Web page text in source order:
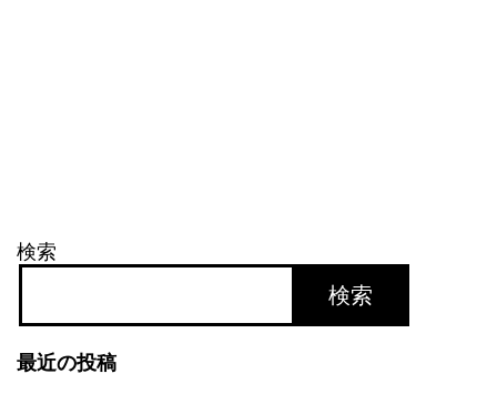
検索
検索
最近の投稿